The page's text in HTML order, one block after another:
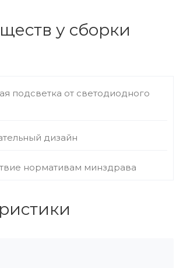
у сборки
подсветка от светодиодного
дизайн
нормативам минздрава